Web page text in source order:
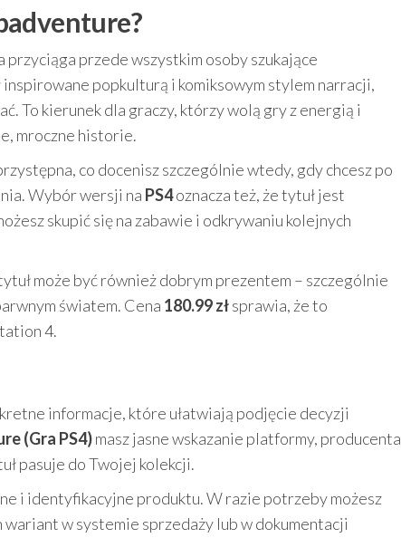
przyciąga przede wszystkim osoby szukające
popkulturą i komiksowym stylem narracji,
To kierunek dla graczy, którzy wolą gry z energią i
mroczne historie.
co docenisz szczególnie wtedy, gdy chcesz po
Wybór wersji na PS4oznacza też, że tytuł jest
skupić się na zabawie i odkrywaniu kolejnych
może być również dobrym prezentem – szczególnie
światem. Cena 180.99 złsprawia, że to
4.
informacje, które ułatwiają podjęcie decyzji
(Gra PS4)masz jasne wskazanie platformy, producenta
pasuje do Twojej kolekcji.
i identyfikacyjne produktu. W razie potrzeby możesz
wariant w systemie sprzedaży lub w dokumentacji